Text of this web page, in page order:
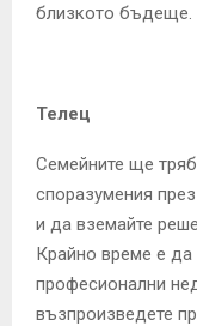
близкото бъдеще.
Телец
Семейните ще
споразумения
и да вземайте
Крайно време е да
професионални
възпроизведете